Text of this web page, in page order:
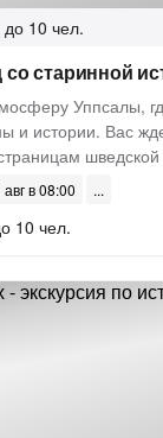
до 10 чел.
со старинной
Уппсалы,
и истории. Вас
шведской
авг в 08:00
10 чел.